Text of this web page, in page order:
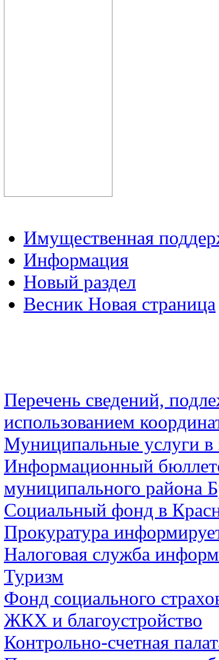
Имущественная
Информация
Новый раздел
Весник Новая страница
Перечень сведений,
использованием
Муниципальные услуги в
Информационный
муниципального района
Социальный фонд в
Прокуратура
Налоговая служба
Туризм
Фонд социального
ЖКХ и благоустройство
Контрольно-счетная